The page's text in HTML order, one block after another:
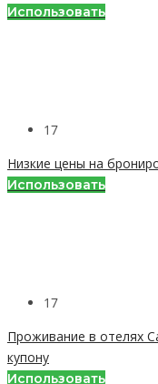
Использовать
17
Низкие цены на
Использовать
17
Проживание в отелях
купону
Использовать